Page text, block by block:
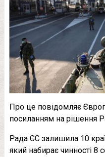
Про це повідомляє
посиланням на рішення
Рада ЄС залишила 10
який набирає чинності